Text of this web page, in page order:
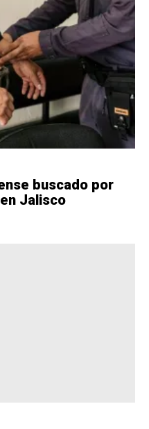
buscado por
Jalisco